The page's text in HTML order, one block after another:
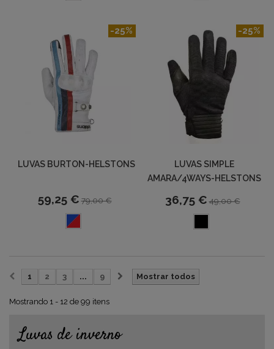
LUVAS BURTON-HELSTONS
59,25 € 79,00 €
-25%
LUVAS SIMPLE
AMARA/4WAYS-HELSTONS
36,75 € 49,00 €
-25%
Mostrar todos
1 2 3 ... 9
Mostrando 1 - 12 de 99 itens
Luvas de inverno